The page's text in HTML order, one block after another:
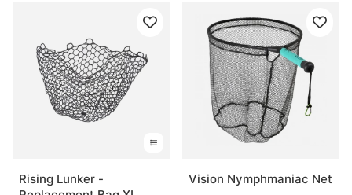
Rising Lunker -
Vision Nymphmaniac Net